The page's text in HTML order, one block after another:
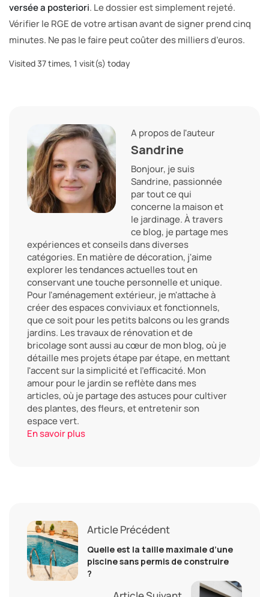
versée a posteriori. Le dossier est simplement rejeté.
Vérifier le RGE de votre artisan avant de signer prend cinq
minutes. Ne pas le faire peut coûter des milliers d’euros.
Visited 37 times, 1 visit(s) today
A propos de l'auteur
Sandrine
Bonjour, je suis
Sandrine, passionnée
par tout ce qui
concerne la maison et
le jardinage. À travers
ce blog, je partage mes
expériences et conseils dans diverses
catégories. En matière de décoration, j'aime
explorer les tendances actuelles tout en
conservant une touche personnelle et unique.
Pour l'aménagement extérieur, je m'attache à
créer des espaces conviviaux et fonctionnels,
que ce soit pour les petits balcons ou les grands
jardins. Les travaux de rénovation et de
bricolage sont aussi au cœur de mon blog, où je
détaille mes projets étape par étape, en mettant
l'accent sur la simplicité et l'efficacité. Mon
amour pour le jardin se reflète dans mes
articles, où je partage des astuces pour cultiver
des plantes, des fleurs, et entretenir son
espace vert.
En savoir plus
Article Précédent
Quelle est la taille maximale d’une
piscine sans permis de construire
?